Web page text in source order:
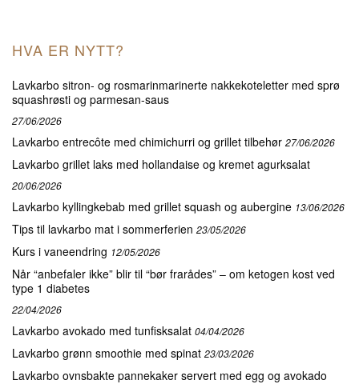
HVA ER NYTT?
Lavkarbo sitron- og rosmarinmarinerte nakkekoteletter med sprø
squashrøsti og parmesan-saus
27/06/2026
Lavkarbo entrecôte med chimichurri og grillet tilbehør 27/06/2026
Lavkarbo grillet laks med hollandaise og kremet agurksalat
20/06/2026
Lavkarbo kyllingkebab med grillet squash og aubergine 13/06/2026
Tips til lavkarbo mat i sommerferien 23/05/2026
Kurs i vaneendring 12/05/2026
Når “anbefaler ikke” blir til “bør frarådes” – om ketogen kost ved
type 1 diabetes
22/04/2026
Lavkarbo avokado med tunfisksalat 04/04/2026
Lavkarbo grønn smoothie med spinat 23/03/2026
Lavkarbo ovnsbakte pannekaker servert med egg og avokado